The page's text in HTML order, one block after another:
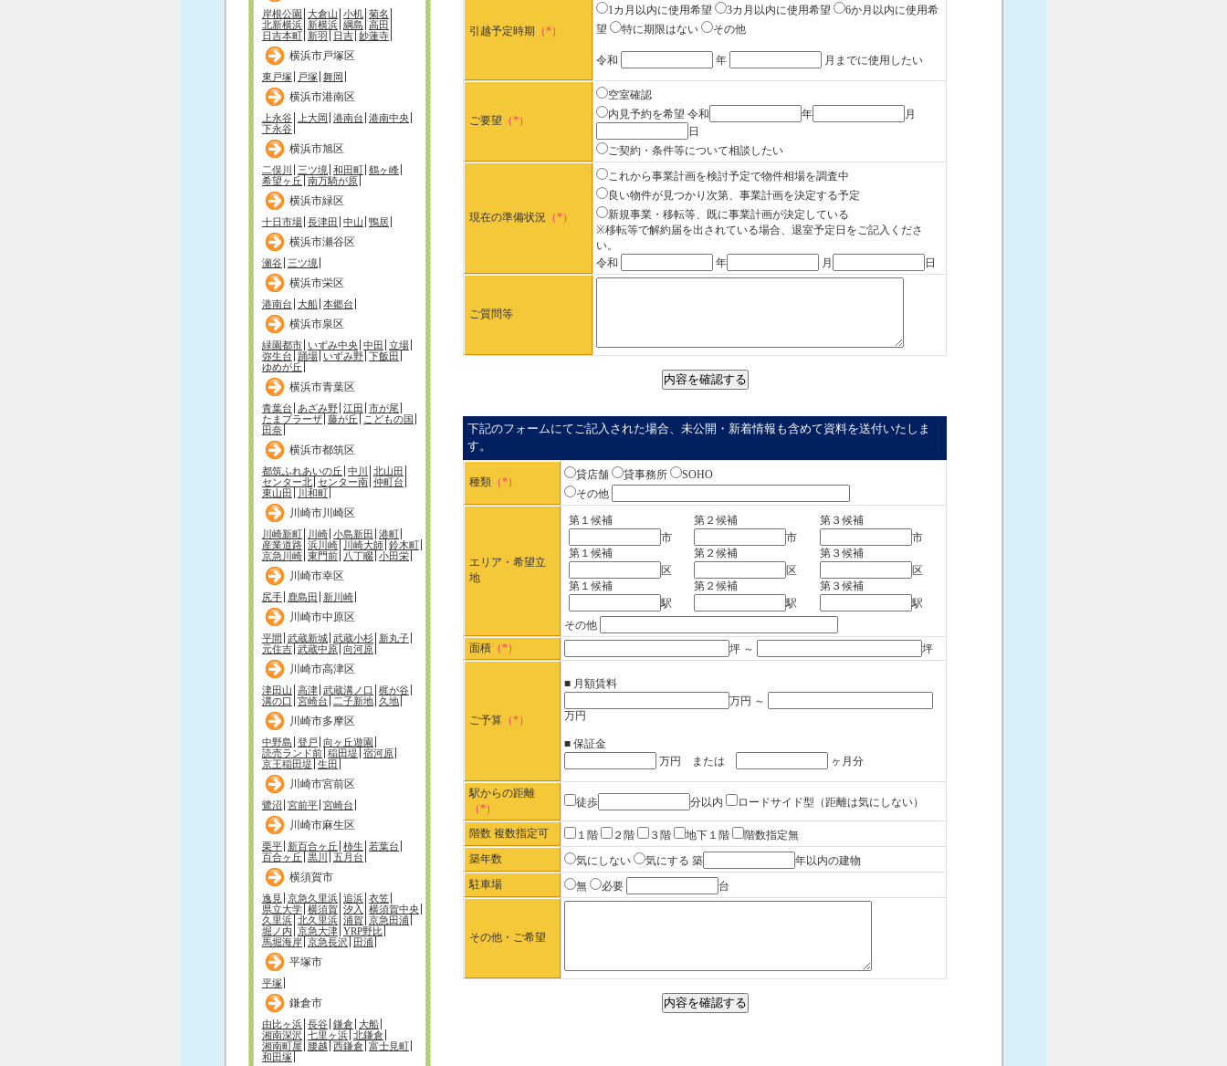
岸根公園 大倉山 小机 菊名
北新横浜 新横浜 綱島 高田
日吉本町 新羽 日吉 妙蓮寺
横浜市戸塚区
東戸塚 戸塚 舞岡
横浜市港南区
上永谷 上大岡 港南台 港南中央
下永谷
横浜市旭区
二俣川 三ツ境 和田町 鶴ヶ峰
希望ヶ丘 南万騎が原
横浜市緑区
十日市場 長津田 中山 鴨居
横浜市瀬谷区
瀬谷 三ツ境
横浜市栄区
港南台 大船 本郷台
横浜市泉区
緑園都市 いずみ中央 中田 立場
弥生台 踊場 いずみ野 下飯田
ゆめが丘
横浜市青葉区
青葉台 あざみ野 江田 市が尾
たまプラーザ 藤が丘
こどもの国
田奈
横浜市都筑区
都筑ふれあいの丘 中川
北山田
センター北 センター南 仲町台
東山田
川和町
川崎市川崎区
川崎新町 川崎 小島新田 港町
産業道路 浜川崎 川崎大師 鈴木町
京急川崎 東門前 八丁畷 小田栄
川崎市幸区
尻手 鹿島田 新川崎
川崎市中原区
平間 武蔵新城 武蔵小杉 新丸子
元住吉 武蔵中原 向河原
川崎市高津区
津田山 高津 武蔵溝ノ口
梶が谷
溝の口
宮崎台 二子新地 久地
川崎市多摩区
中野島 登戸 向ヶ丘遊園
読売ランド前 稲田堤 宿河原
京王稲田堤 生田
川崎市宮前区
鷺沼 宮前平 宮崎台
川崎市麻生区
栗平 新百合ヶ丘 柿生 若葉台
百合ヶ丘 黒川 五月台
横須賀市
逸見 京急久里浜 追浜 衣笠
県立大学 横須賀 汐入
横須賀中央
久里浜 北久里浜 浦賀 京急田浦
堀ノ内 京急大津 YRP野比
馬堀海岸 京急長沢 田浦
平塚市
平塚
鎌倉市
由比ヶ浜 長谷 鎌倉 大船
湘南深沢 七里ヶ浜 北鎌倉
湘南町屋
腰越 西鎌倉 富士見町
和田塚
引越予定時期 （*）
1カ月以内に使用希望 3カ月以内に使用希望
6か月以内に使用希
望
特に期限はない その他
令和 年 月までに使用したい
ご要望 （*）
空室確認
内見予約を希望 令和 年
月
日
ご契約・条件等について相談したい
現在の準備状況 （*）
これから事業計画を検討予定で物件相場を調査中
良い物件が見つかり次第、事業計画を決定する予定
新規事業・移転等、既に事業計画が決定している
※移転等で解約届を出されている場合、退室予定日をご記入くださ
い。
令和
年 月 日
ご質問等
下記のフォームにてご記入された場合、未公開・新着情報も含めて資料を送付いたしま
す。
種類 （*）
貸店舗 貸事務所
SOHO
その他
エリア・希望立
地
第１候補
市
第１候補
区
第１候補
駅
第２候補
市
第２候補
区
第２候補
駅
第３候補
市
第３候補
区
第３候補
駅
その他
面積 （*） 坪 ～ 坪
ご予算 （*）
■ 月額賃料
万円 ～
万円
■ 保証金
万円 または
ヶ月分
駅からの距離
（*）
徒歩 分以内 ロードサイド型（距離は気にしない）
階数 複数指定可 １階 ２階 ３階 地下１階
階数指定無
築年数
気にしない 気にする 築
年以内の建物
駐車場
無 必要 台
その他・ご希望